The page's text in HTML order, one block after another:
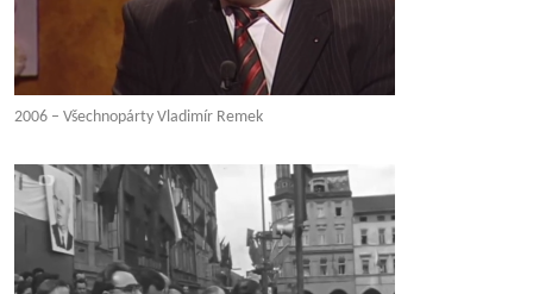
2006 – Všechnopárty Vladimír Remek